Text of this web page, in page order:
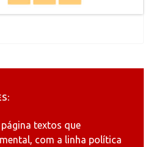
textos que
com a linha política